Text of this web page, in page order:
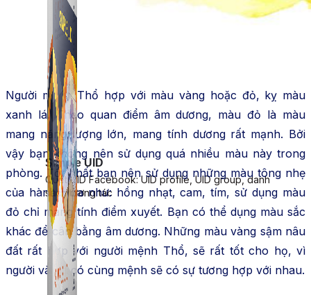
Simple UID
Quét UID Facebook: UID profile, UID group, danh
sách tương tác
Người mệnh Thổ hợp với màu vàng hoặc đỏ, kỵ màu
xanh lá. Theo quan điểm âm dương, màu đỏ là màu
mang năng lượng lớn, mang tính dương rất mạnh. Bởi
vậy bạn không nên sử dụng quá nhiều màu này trong
phòng. Tốt nhất bạn nên sử dụng những màu tông nhẹ
của hành Hỏa như: hồng nhạt, cam, tím, sử dụng màu
đỏ chỉ mang tính điểm xuyết. Bạn có thể dụng màu sắc
khác để cân bằng âm dương. Những màu vàng sậm nâu
đất rất hợp với người mệnh Thổ, sẽ rất tốt cho họ, vì
người và đá có cùng mệnh sẽ có sự tương hợp với nhau.